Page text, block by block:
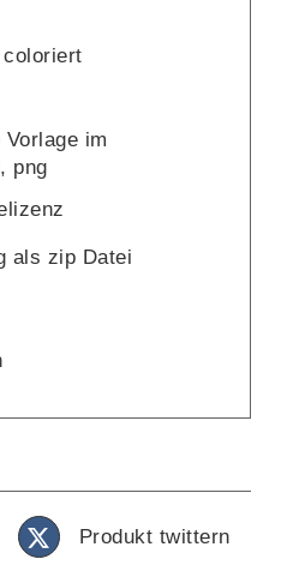
im
png
als zip Datei
Produkt twittern